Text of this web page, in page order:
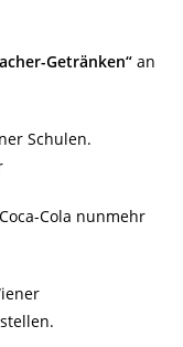
Getränken“ an
Schulen.
Cola nunmehr